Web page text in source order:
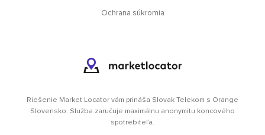
Ochrana súkromia
Riešenie Market Locator vám prináša Slovak Telekom s Orange
Slovensko. Služba zaručuje maximálnu anonymitu koncového
spotrebiteľa.